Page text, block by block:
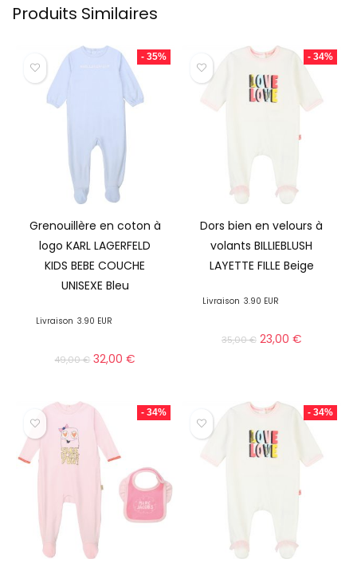
Produits Similaires
- 35%
Grenouillère en coton à
logo KARL LAGERFELD
KIDS BEBE COUCHE
UNISEXE Bleu
Livraison 3.90 EUR
49,00€ 32,00€
- 34%
Dors bien en velours à
volants BILLIEBLUSH
LAYETTE FILLE Beige
Livraison 3.90 EUR
35,00€ 23,00 €
- 34% - 34%